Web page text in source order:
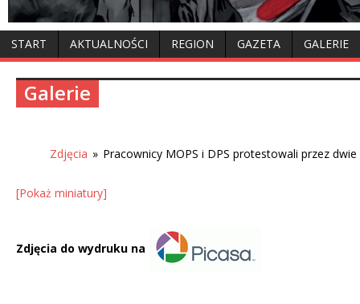
START AKTUALNOŚCI REGION GAZETA GALERIE
Galerie
Zdjęcia » Pracownicy MOPS i DPS protestowali przez
[Pokaż miniatury]
Zdjęcia do wydruku na